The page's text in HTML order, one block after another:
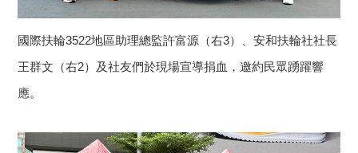
國際扶輪3522地區助理總監許富源（右3）、安和扶輪社社長
王群文（右2）及社友們於現場宣導捐血，邀約民眾踴躍響
應。